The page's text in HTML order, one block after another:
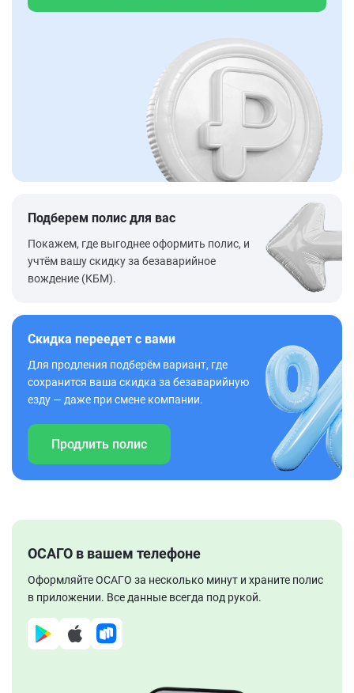
Подберем полис для вас
Покажем, где выгоднее оформить полис, и
учтём вашу скидку за безаварийное
вождение (КБМ).
Скидка переедет с вами
Для продления подберём вариант, где
сохранится ваша скидка за безаварийную
езду — даже при смене компании.
Продлить полис
ОСАГО в вашем телефоне
Оформляйте ОСАГО за несколько минут и храните полис
в приложении. Все данные всегда под рукой.